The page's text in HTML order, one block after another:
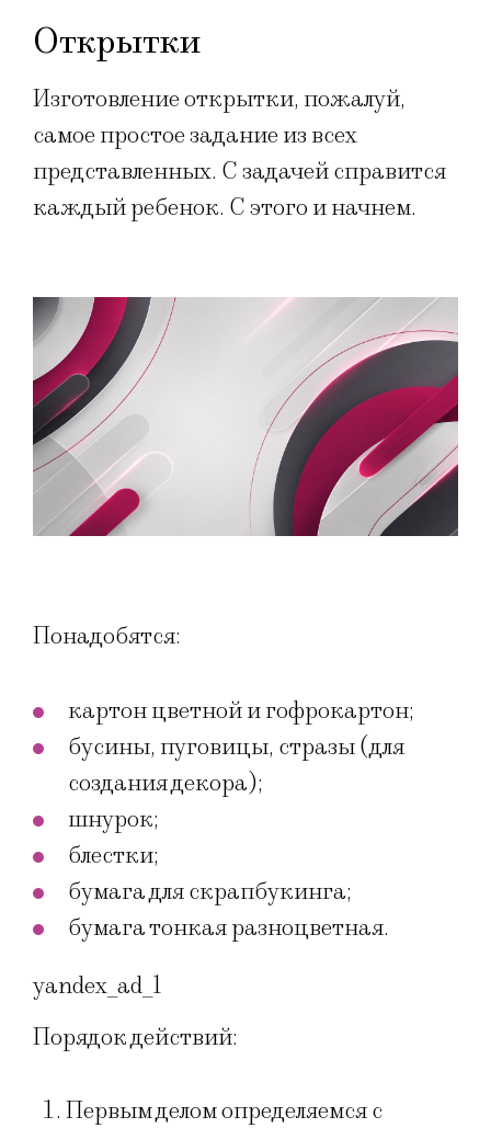
Открытки
Изготовление открытки, пожалуй,
самое простое задание из всех
представленных. С задачей справится
каждый ребенок. С этого и начнем.
Понадобятся:
картон цветной и гофрокартон;
бусины, пуговицы, стразы (для
создания декора);
шнурок;
блестки;
бумага для скрапбукинга;
бумага тонкая разноцветная.
yandex_ad_1
Порядок действий:
Первым делом определяемся с